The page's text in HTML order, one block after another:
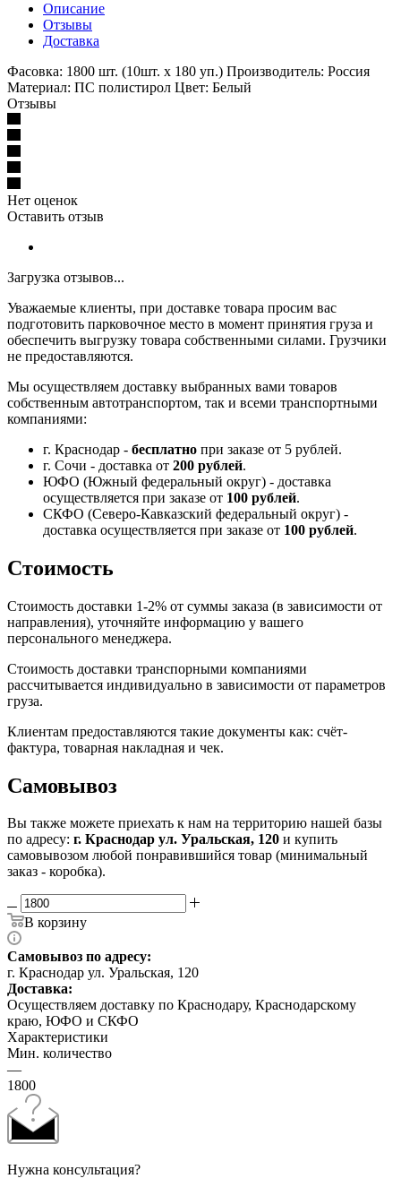
Описание
Отзывы
Доставка
Фасовка: 1800 шт. (10шт. х 180 уп.) Производитель: Россия
Материал: ПС полистирол Цвет: Белый
Отзывы
Нет оценок
Оставить отзыв
Загрузка отзывов...
Уважаемые клиенты, при доставке товара просим вас
подготовить парковочное место в момент принятия груза и
обеспечить выгрузку товара собственными силами. Грузчики
не предоставляются.
Мы осуществляем доставку выбранных вами товаров
собственным автотранспортом, так и всеми транспортными
компаниями:
г. Краснодар - бесплатно при заказе от 5 рублей.
г. Сочи - доставка от 200 рублей.
ЮФО (Южный федеральный округ) - доставка
осуществляется при заказе от 100 рублей.
СКФО (Северо-Кавказский федеральный округ) -
доставка осуществляется при заказе от 100 рублей.
Стоимость
Стоимость доставки 1-2% от суммы заказа (в зависимости от
направления), уточняйте информацию у вашего
персонального менеджера.
Стоимость доставки транспорными компаниями
рассчитывается индивидуально в зависимости от параметров
груза.
Клиентам предоставляются такие документы как: счёт-
фактура, товарная накладная и чек.
Самовывоз
Вы также можете приехать к нам на территорию нашей базы
по адресу: г. Краснодар ул. Уральская, 120 и купить
самовывозом любой понравившийся товар (минимальный
заказ - коробка).
В корзину
Самовывоз по адресу:
г. Краснодар ул. Уральская, 120
Доставка:
Осуществляем доставку по Краснодару, Краснодарскому
краю, ЮФО и СКФО
Характеристики
Мин. количество
—
1800
Нужна консультация?